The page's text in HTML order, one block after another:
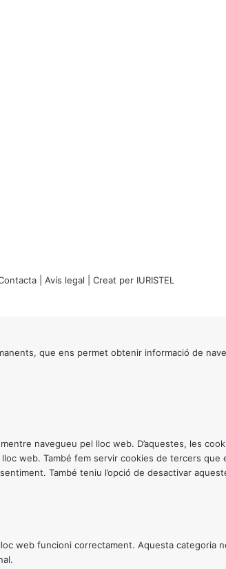
Avís legal | Creat per IURISTEL
que ens permet obtenir informació de
navegueu pel lloc web. D’aquestes, les
web. També fem servir cookies de tercers
També teniu l’opció de desactivar
web funcioni correctament. Aquesta